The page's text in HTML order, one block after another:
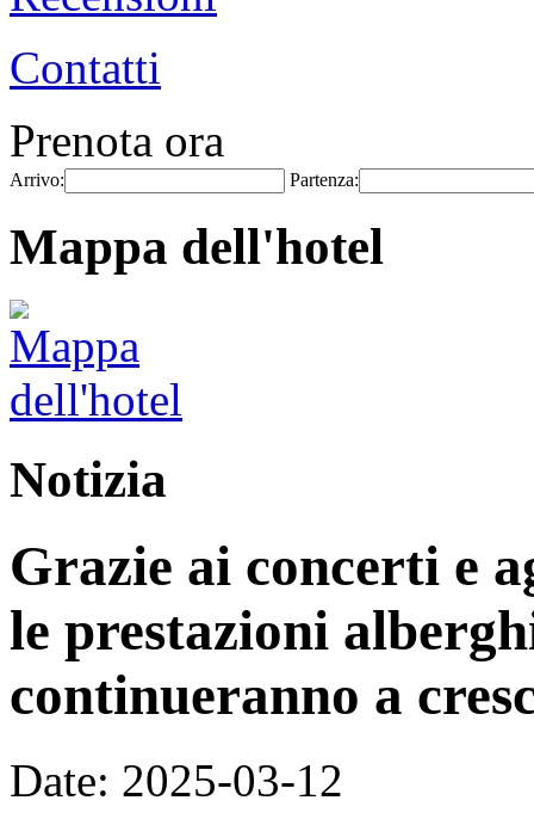
Contatti
Prenota ora
Arrivo: Partenza:
Mappa dell'hotel
Notizia
Grazie ai concerti e
le prestazioni
continueranno a
Date: 2025-03-12